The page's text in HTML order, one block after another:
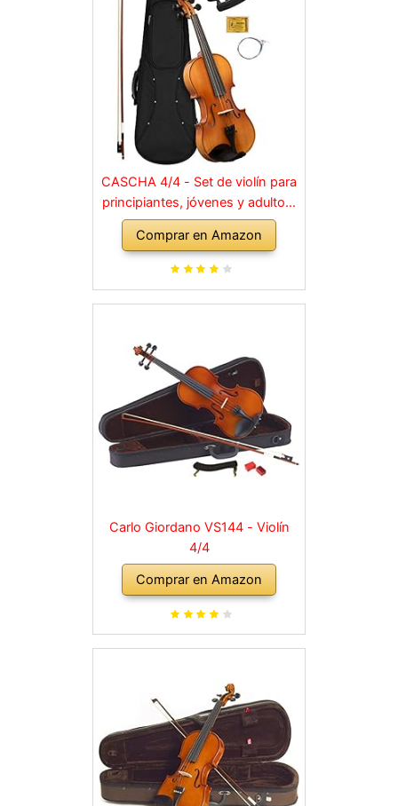
CASCHA 4/4 - Set de violín para
principiantes, jóvenes y adultos,
violín macizo con arco, colofonia,
cuerdas de repuesto, soporte
para hombro, maletín, abeto
Comprar en Amazon
Carlo Giordano VS144 - Violín
4/4
Comprar en Amazon